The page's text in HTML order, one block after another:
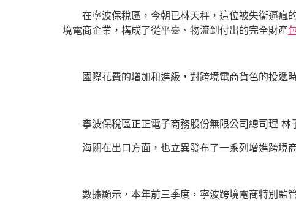
在寧波保稅區，今朝已林天秤，這位被失衡逼瘋
境電商企業，構成了從平臺、物流到付出的完全財產
國際花費的增加和進級，對跨境電商貨色的投遞
寧波保稅區正正電子商務股份無限公司總司理 林
海關在出口方面，也立異發布了一系列增進跨境
數據顯示，本年前三季度，寧波跨境電商特別監